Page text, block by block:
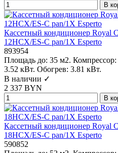
В
Кассетный кондиционер Royal
12HCX/ES-C pan/1X Esperto
893954
Площадь до: 35 м2. Компрессор:
3.52 кВт. Обогрев: 3.81 кВт.
В наличии ✓
2 337 BYN
В
Кассетный кондиционер Royal
18HCX/ES-C pan/1X Esperto
590852